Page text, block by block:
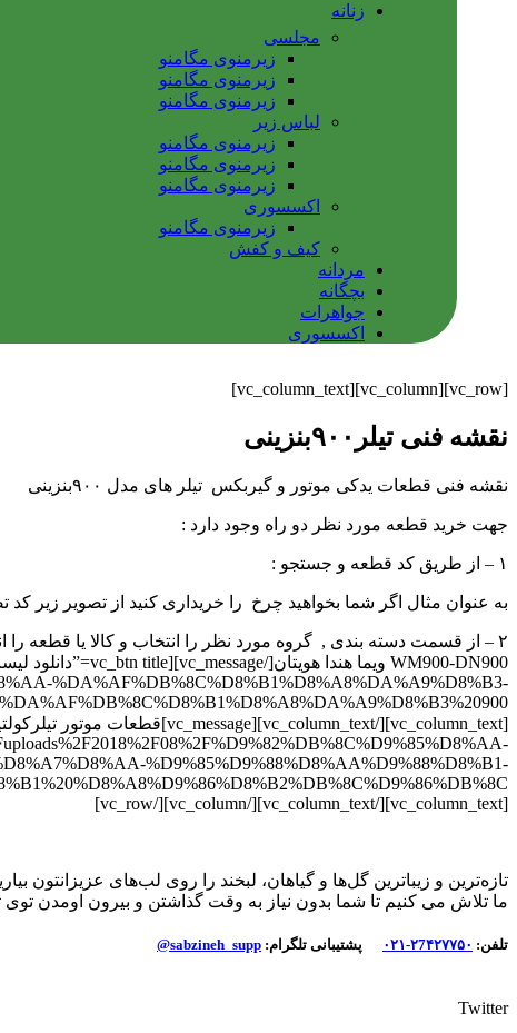
زنانه
مجلسی
زیرمنوی مگامنو
زیرمنوی مگامنو
زیرمنوی مگامنو
لباس زیر
زیرمنوی مگامنو
زیرمنوی مگامنو
زیرمنوی مگامنو
اکسسوری
زیرمنوی مگامنو
کیف و کفش
مردانه
بچگانه
جواهرات
اکسسوری
[vc_row][vc_column][vc_column_text]
نقشه فنی تیلر۹۰۰بنزینی
نقشه فنی قطعات یدکی موتور و گیربکس تیلر های مدل ۹۰۰بنزینی
جهت خرید قطعه مورد نظر دو راه وجود دارد :
۱ – از طریق کد قطعه و جستجو :
به عنوان مثال اگر شما بخواهید چرخ را خریداری کنید از تصویر زیر کد
%DA%AF%DB%8C%D8%B1%D8%A8%DA%A9%D8%B3-
%D9%85%D9%88%D8%AA%D9%88%D8%B1-
[vc_column_text][/vc_column_text][/vc_column][/vc_row]
تازه‌ترین و زیباترین گل‌ها و گیاهان، لبخند را روی لب‌های عزیزانتون
ما تلاش می کنیم تا شما بدون نیاز به وقت گذاشتن و بیرون اومدن توی
تلفن: ۲7۴۲۷۷۵۰-۰۲۱ پشتیبانی تلگرام: sabzineh_supp@
Twitter